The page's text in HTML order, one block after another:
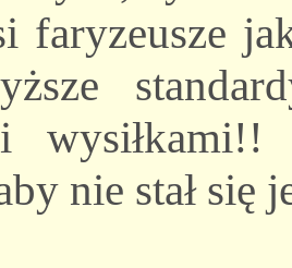
faryzeusze
nie stał się